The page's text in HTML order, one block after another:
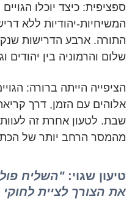
ספציפית: כיצד יוכלו
המשיחיות-יהודיות ללא
התורה. ארבע הדרישות
שלום והרמוניה בין יהודים
הציפייה הייתה ברורה:
אלוהים עם הזמן, דרך
שבת. לטעון אחרת זה
מהמסר הרחב יותר של
טיעון שגוי:"השליח
את הצורך לציית לחוקי